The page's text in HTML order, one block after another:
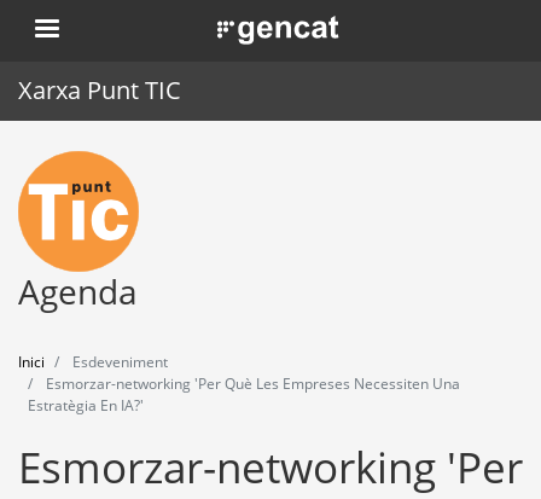
Vés
al
. Obre en una nova finestra.
Xarxa Punt TIC
Inici
Punt TIC
Actualitat
Formació
Agenda
Inici
Esdeveniment
Esmorzar-networking 'Per Què Les Empreses Necessiten Una
Estratègia En IA?'
Esmorzar-networking 'Per